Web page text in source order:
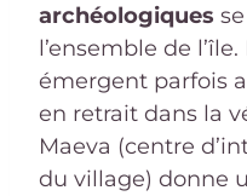
archéologiques
l’ensemble de
émergent parfois
en retrait dans la
Maeva (centre
du village) donne